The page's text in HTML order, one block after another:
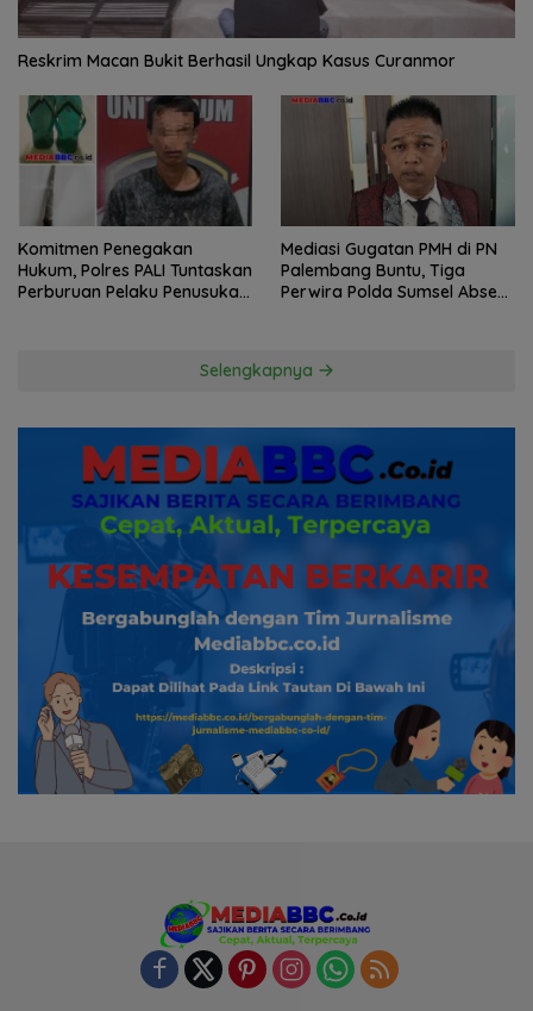
Reskrim Macan Bukit Berhasil Ungkap Kasus Curanmor
Komitmen Penegakan
Hukum, Polres PALI Tuntaskan
Perburuan Pelaku Penusukan
Mediasi Gugatan PMH di PN
Palembang Buntu, Tiga
Perwira Polda Sumsel Absen,
Selengkapnya